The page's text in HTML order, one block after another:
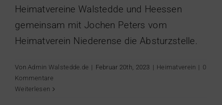
Heimatvereine Walstedde und Heessen
gemeinsam mit Jochen Peters vom
Heimatverein Niederense die Absturzstelle.
VonAdmin Walstedde.de | Februar 20th, 2023 | Heimatverein | 0
Kommentare
Weiterlesen
Blogpost #1 – Energienachbarschaft